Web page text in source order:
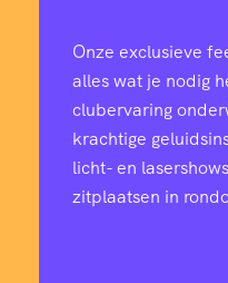
Onze exclusieve
alles wat je nodig
clubervaring
krachtige
licht- en
zitplaatsen in